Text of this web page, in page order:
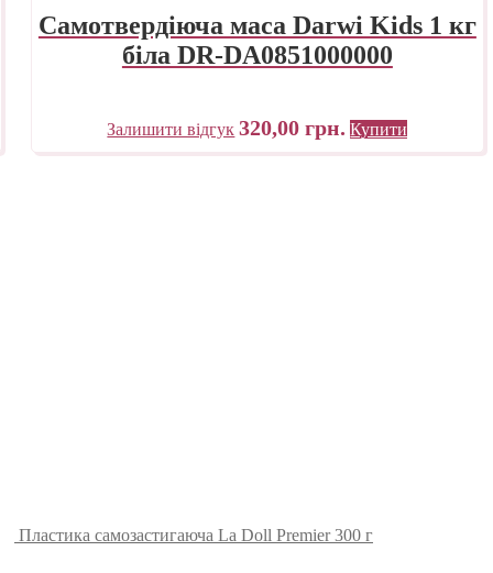
Самотвердіюча маса Darwi Kids 1 кг
біла DR-DA0851000000
Залишити відгук 320,00грн. Купити
Пластика самозастигаюча La Doll Premier 300 г